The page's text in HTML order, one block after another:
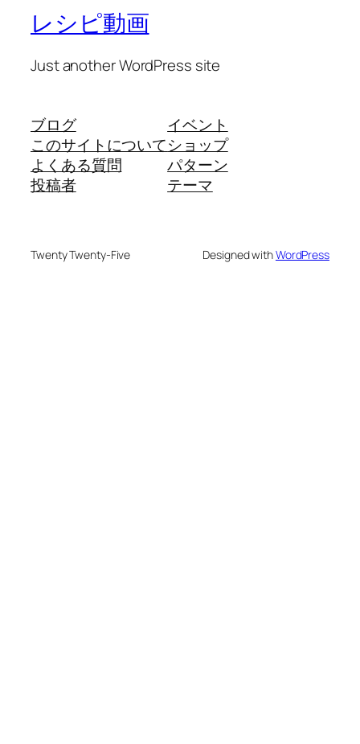
レシピ動画
Just another WordPress site
ブログ
このサイトについて
よくある質問
投稿者
イベント
ショップ
パターン
テーマ
Twenty Twenty-Five Designed withWordPress